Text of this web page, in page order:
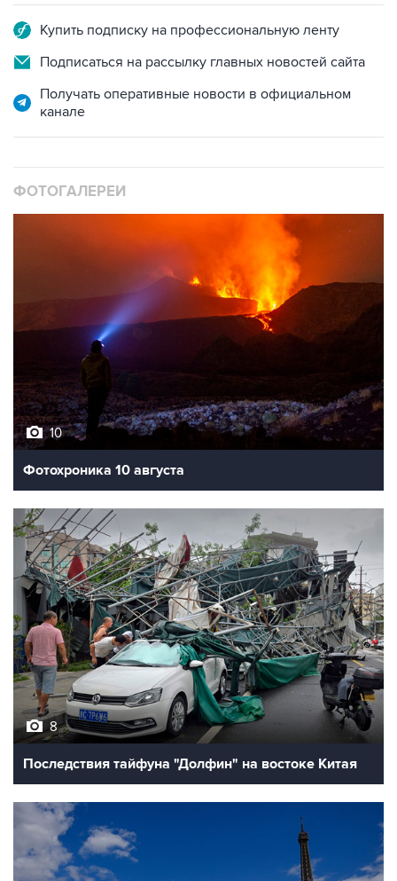
Купить подписку на профессиональную ленту
Подписаться на рассылку главных новостей сайта
Получать оперативные новости в официальном
канале
ФОТОГАЛЕРЕИ
10
Фотохроника 10 августа
8
Последствия тайфуна "Долфин" на востоке Китая